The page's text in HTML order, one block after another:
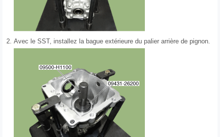
2. Avec le SST, installez la bague extérieure du palier arrière de pignon.